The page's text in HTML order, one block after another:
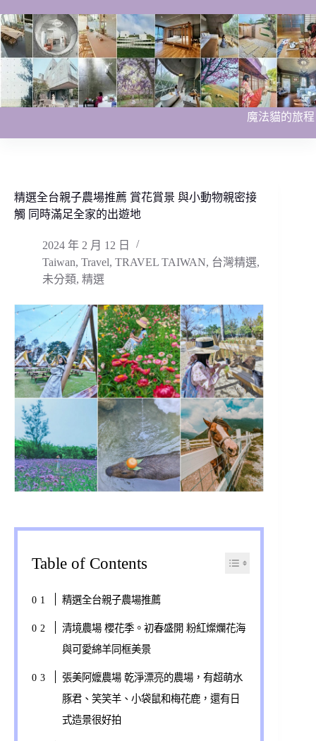
至
主
要
內
容
魔法貓的旅程
精選全台親子農場推薦 賞花賞景 與小動物親密接
觸 同時滿足全家的出遊地
2024 年 2 月 12 日
Taiwan, Travel, TRAVEL TAIWAN, 台灣精選,
未分類, 精選
Table of Contents
精選全台親子農場推薦
清境農場 櫻花季。初春盛開 粉紅燦爛花海
與可愛綿羊同框美景
張美阿嬤農場 乾淨漂亮的農場，有超萌水
豚君、笑笑羊、小袋鼠和梅花鹿，還有日
式造景很好拍